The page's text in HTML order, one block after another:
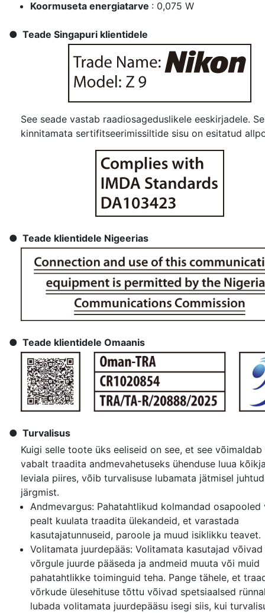
Koormuseta energiatarve : 0,075 W
Teade Singapuri klientidele
See seade vastab raadiosageduslikele eeskirjadele.
kinnitamata sertifitseerimissiltide sisu on esitatud
Teade klientidele Nigeerias
Teade klientidele Omaanis
Turvalisus
Kuigi selle toote üks eeliseid on see, et see
vabalt traadita andmevahetuseks ühenduse luua
leviala piires, võib turvalisuse lubamata jätmisel
järgmist.
Andmevargus: Pahatahtlikud kolmandad osapooled
pealt kuulata traadita ülekandeid, et varastada
kasutajatunnuseid, paroole ja muud isiklikku teavet.
Volitamata juurdepääs: Volitamata kasutajad võivad
võrgule juurde pääseda ja andmeid muuta või muid
pahatahtlikke toiminguid teha. Pange tähele, et
võrkude ülesehituse tõttu võivad spetsiaalsed
lubada volitamata juurdepääsu isegi siis, kui